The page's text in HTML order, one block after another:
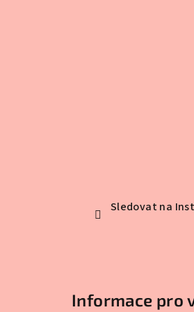
Sledovat na
Informace pro